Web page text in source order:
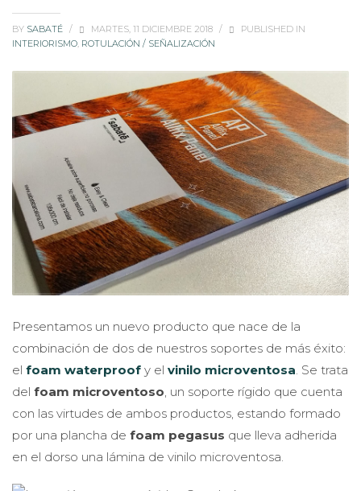
BY SABATÉ / MARTES, 11 DICIEMBRE 2018 /
PUBLISHED IN
INTERIORISMO, ROTULACIÓN / SEÑALIZACIÓN
Presentamos un nuevo producto que nace de la
combinación de dos de nuestros soportes de más éxito:
el foam waterproof y el vinilo microventosa . Se trata
del foam microventoso , un soporte rígido que cuenta
con las virtudes de ambos productos, estando formado
por una plancha de foam pegasus que lleva adherida
en el dorso una lámina de vinilo microventosa.